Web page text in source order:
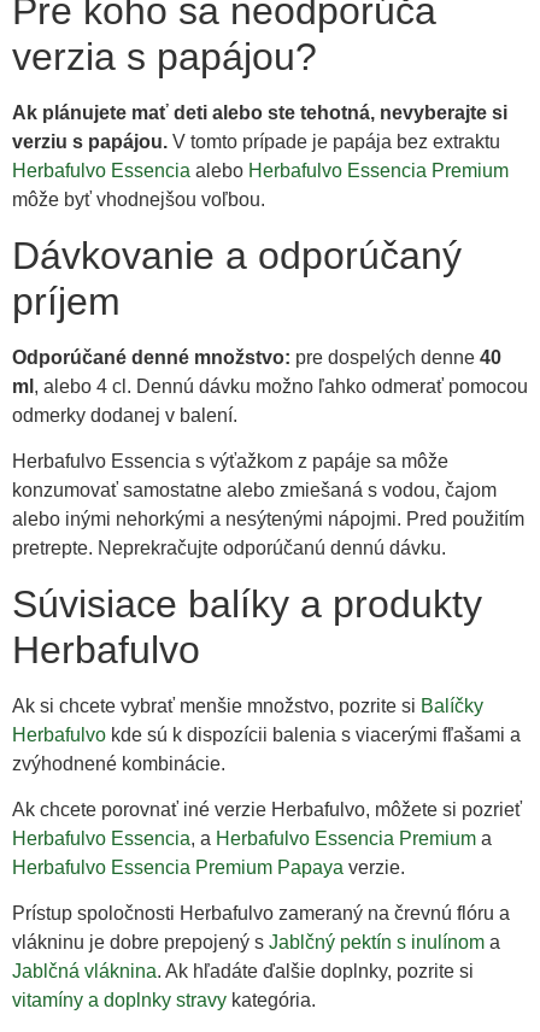
Pre koho sa neodporúča
verzia s papájou?
Ak plánujete mať deti alebo ste tehotná, nevyberajte si
verziu s papájou. V tomto prípade je papája bez extraktu
Herbafulvo Essencia alebo Herbafulvo Essencia Premium
môže byť vhodnejšou voľbou.
Dávkovanie a odporúčaný
príjem
Odporúčané denné množstvo: pre dospelých denne 40
ml , alebo 4 cl. Dennú dávku možno ľahko odmerať pomocou
odmerky dodanej v balení.
Herbafulvo Essencia s výťažkom z papáje sa môže
konzumovať samostatne alebo zmiešaná s vodou, čajom
alebo inými nehorkými a nesýtenými nápojmi. Pred použitím
pretrepte. Neprekračujte odporúčanú dennú dávku.
Súvisiace balíky a produkty
Herbafulvo
Ak si chcete vybrať menšie množstvo, pozrite si Balíčky
Herbafulvo kde sú k dispozícii balenia s viacerými fľašami a
zvýhodnené kombinácie.
Ak chcete porovnať iné verzie Herbafulvo, môžete si pozrieť
Herbafulvo Essencia, a Herbafulvo Essencia Premium a
Herbafulvo Essencia Premium Papaya verzie.
Prístup spoločnosti Herbafulvo zameraný na črevnú flóru a
vlákninu je dobre prepojený s Jablčný pektín s inulínom a
Jablčná vláknina. Ak hľadáte ďalšie doplnky, pozrite si
vitamíny a doplnky stravy kategória.